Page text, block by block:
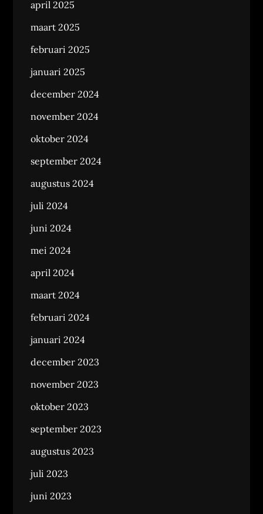
april 2025
maart 2025
februari 2025
januari 2025
december 2024
november 2024
oktober 2024
september 2024
augustus 2024
juli 2024
juni 2024
mei 2024
april 2024
maart 2024
februari 2024
januari 2024
december 2023
november 2023
oktober 2023
september 2023
augustus 2023
juli 2023
juni 2023